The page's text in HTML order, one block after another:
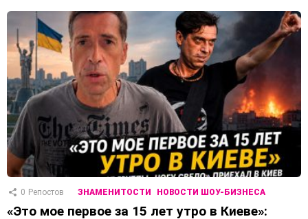
0 Репостов ЗНАМЕНИТОСТИ НОВОСТИ ШОУ-БИЗНЕСА
«Это мое первое за 15 лет утро в Киеве»: